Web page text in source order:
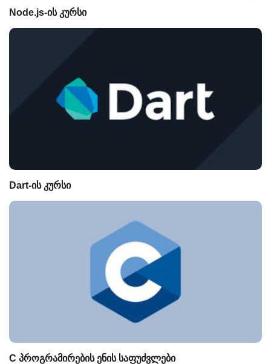
Node.js-ის კურსი
Dart-ის კურსი
C პროგრამირების ენის საფუძვლები